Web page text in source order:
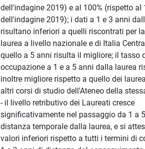
dell'indagine 2019) e al 100% (rispetto al
dell'indagine 2019); i dati a 1 e 3 anni
risultano inferiori a quelli riscontrati per
laurea a livello nazionale e di Italia
quello a 5 anni risulta il migliore; il tasso
occupazione a 1 e a 5 anni dalla laurea
inoltre migliore rispetto a quello dei
altri corsi di studio dell'Ateneo della
- il livello retributivo dei Laureati cresce
significativamente nel passaggio da 1 a
distanza temporale dalla laurea, e si
valori inferiori rispetto a tutti i termini di